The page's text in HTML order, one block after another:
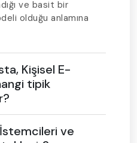
ve basit bir
olduğu anlamına
Kişisel E-
tipik
ve